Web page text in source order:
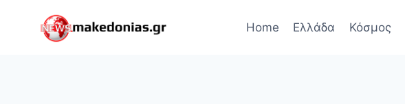
Home Ελλάδα Κόσμος